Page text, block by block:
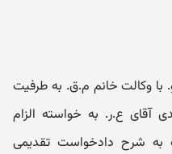
وکالت خانم م.ق. به طرفیت
آقای ع.ر. به خواسته الزام
به شرح دادخواست تقدیمی